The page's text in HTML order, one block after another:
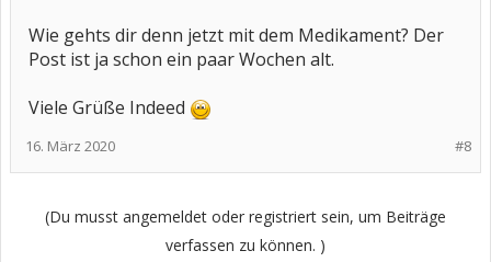
Wie gehts dir denn jetzt mit dem Medikament? Der
Post ist ja schon ein paar Wochen alt.
Viele Grüße Indeed
#8
16. März 2020
(Du musst angemeldet oder registriert sein, um Beiträge
verfassen zu können. )